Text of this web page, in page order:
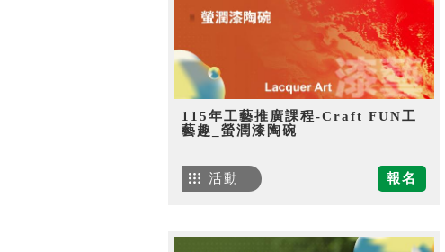
115年工藝推廣課程-Craft FUN工
藝趣_螢潤漆陶碗
報名
活動